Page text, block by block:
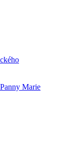
Marie